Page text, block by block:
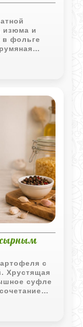
изюма и
в фольге
специй
сырным
с
Хрустящая
суфле